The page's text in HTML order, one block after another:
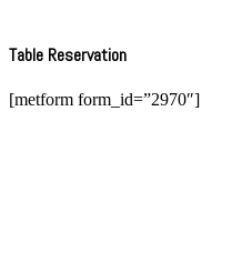
Table Reservation
[metform form_id=”2970″]